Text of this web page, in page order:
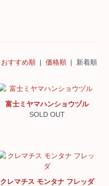
おすすめ順| 価格順| 新着順
富士ミヤマハンショウヅル
SOLD OUT
クレマチス モンタナ フレッダ